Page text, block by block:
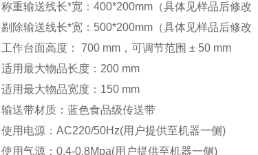
称重输送线长*宽：400*200mm（具体见样品后修改
剔除输送线长*宽： 500*200mm（具体见样品后修改
工作台面高度： 700 mm，可调节范围 ± 50 mm
适用最大物品长度： 200 mm
适用最大物品宽度： 150 mm
输送带材质：蓝色食品级传送带
使用电源：AC220/50Hz(用户提供至机器一侧)
使用气源：0.4-0.8Mpa(用户提供至机器一侧)